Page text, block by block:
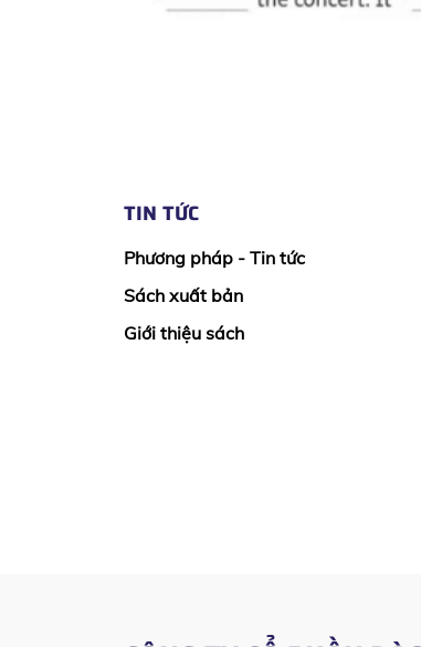
TIN TỨC
Phương pháp - Tin tức
Sách xuất bản
Giới thiệu sách